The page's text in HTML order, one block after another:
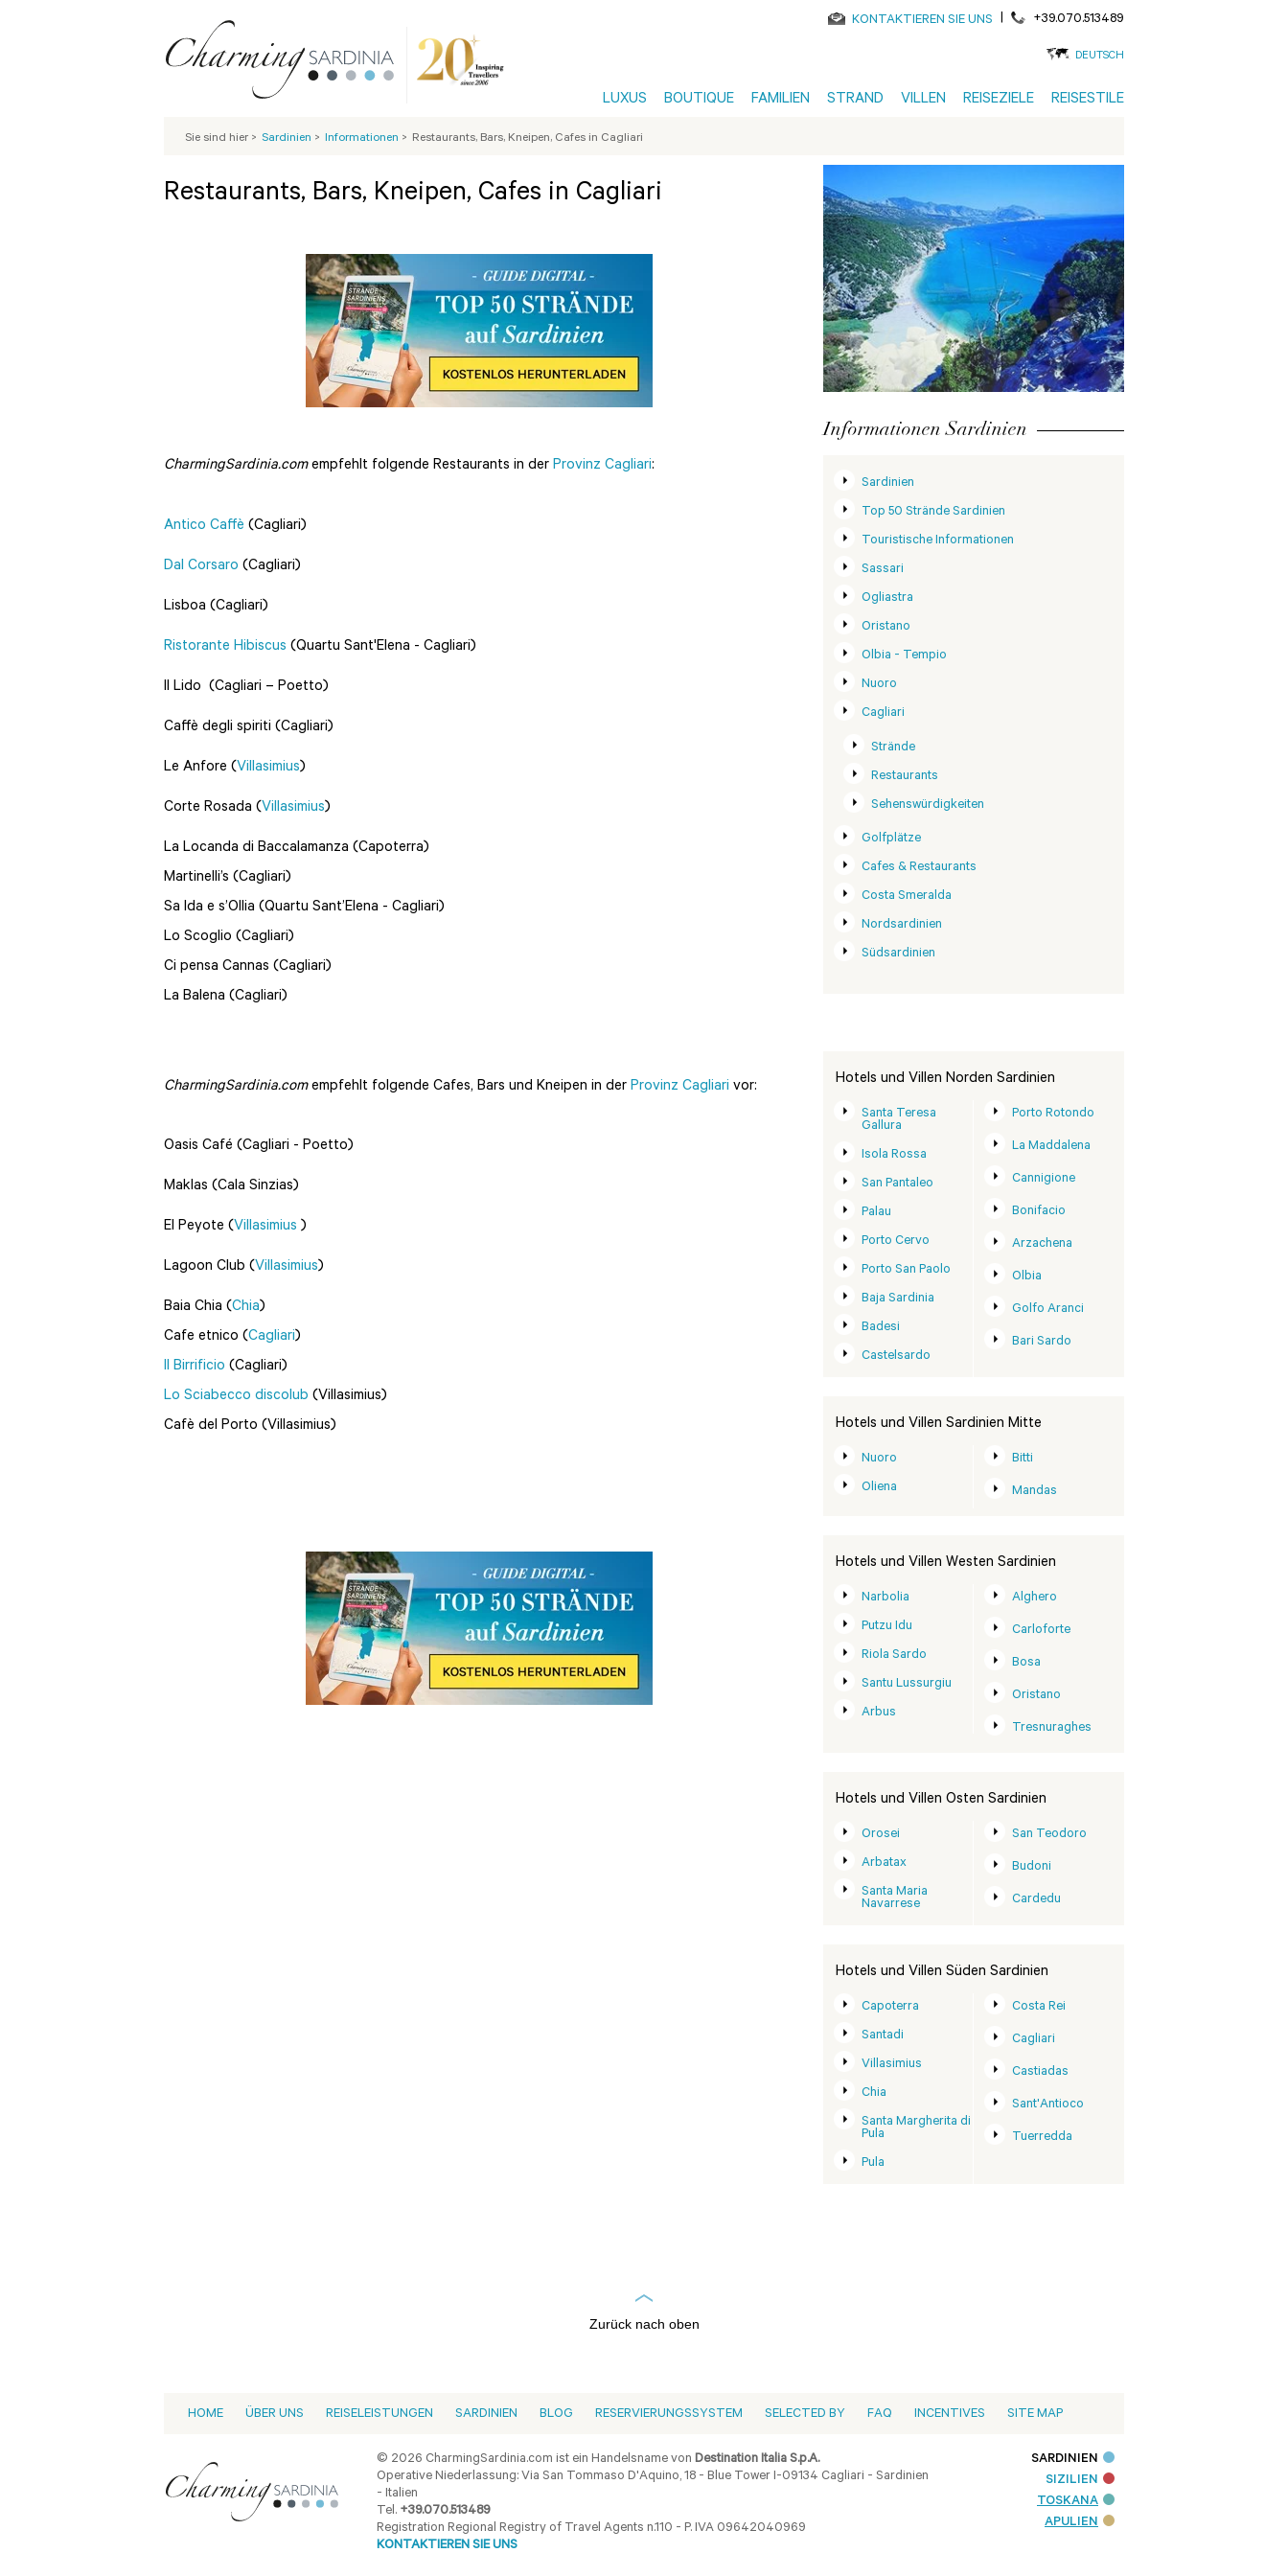
KONTAKTIEREN SIE UNS | +39.070.513489
DEUTSCH
LUXUS BOUTIQUE FAMILIEN STRAND VILLEN REISEZIELE REISESTILE
Sie sind hier > Sardinien > Informationen > Restaurants, Bars, Kneipen, Cafes in Cagliari
Restaurants, Bars, Kneipen, Cafes in Cagliari
CharmingSardinia.comempfehlt folgende Restaurants in der Provinz Cagliari:
Antico Caffè (Cagliari)
Dal Corsaro (Cagliari)
Lisboa (Cagliari)
Ristorante Hibiscus (Quartu Sant'Elena - Cagliari)
Il Lido (Cagliari – Poetto)
Caffè degli spiriti (Cagliari)
Le Anfore (Villasimius)
Corte Rosada (Villasimius)
La Locanda di Baccalamanza (Capoterra)
Martinelli’s (Cagliari)
Sa Ida e s’Ollia (Quartu Sant’Elena - Cagliari)
Lo Scoglio (Cagliari)
Ci pensa Cannas (Cagliari)
La Balena (Cagliari)
CharmingSardinia.comempfehlt folgende Cafes, Bars und Kneipen in der Provinz Cagliari vor:
Oasis Café (Cagliari - Poetto)
Maklas (Cala Sinzias)
El Peyote (Villasimius )
Lagoon Club (Villasimius)
Baia Chia (Chia)
Cafe etnico (Cagliari)
Il Birrificio (Cagliari)
Lo Sciabecco discolub (Villasimius)
Cafè del Porto (Villasimius)
Informationen Sardinien
Sardinien
Top 50 Strände Sardinien
Touristische Informationen
Sassari
Ogliastra
Oristano
Olbia - Tempio
Nuoro
Cagliari
Strände
Restaurants
Sehenswürdigkeiten
Golfplätze
Cafes & Restaurants
Costa Smeralda
Nordsardinien
Südsardinien
Hotels und Villen Norden Sardinien
Santa Teresa
Gallura
Isola Rossa
San Pantaleo
Palau
Porto Cervo
Porto San Paolo
Baja Sardinia
Badesi
Castelsardo
Porto Rotondo
La Maddalena
Cannigione
Bonifacio
Arzachena
Olbia
Golfo Aranci
Bari Sardo
Hotels und Villen Sardinien Mitte
Nuoro
Oliena
Bitti
Mandas
Hotels und Villen Westen Sardinien
Narbolia
Putzu Idu
Riola Sardo
Santu Lussurgiu
Arbus
Alghero
Carloforte
Bosa
Oristano
Tresnuraghes
Hotels und Villen Osten Sardinien
Orosei
Arbatax
Santa Maria
Navarrese
San Teodoro
Budoni
Cardedu
Hotels und Villen Süden Sardinien
Capoterra
Santadi
Villasimius
Chia
Santa Margherita di
Pula
Pula
Costa Rei
Cagliari
Castiadas
Sant'Antioco
Tuerredda
Zurück nach oben
HOME ÜBER UNS REISELEISTUNGEN SARDINIEN BLOG RESERVIERUNGSSYSTEM SELECTED BY FAQ INCENTIVES SITE MAP
© 2026 CharmingSardinia.com ist ein Handelsname vonDestination Italia S.p.A.
Operative Niederlassung: Via San Tommaso D'Aquino, 18 - Blue Tower I-09134 Cagliari - Sardinien
- Italien
Tel. +39.070.513489
Registration Regional Registry of Travel Agents n.110 - P. IVA 09642040969
KONTAKTIEREN SIE UNS
SARDINIEN
SIZILIEN
TOSKANA
APULIEN